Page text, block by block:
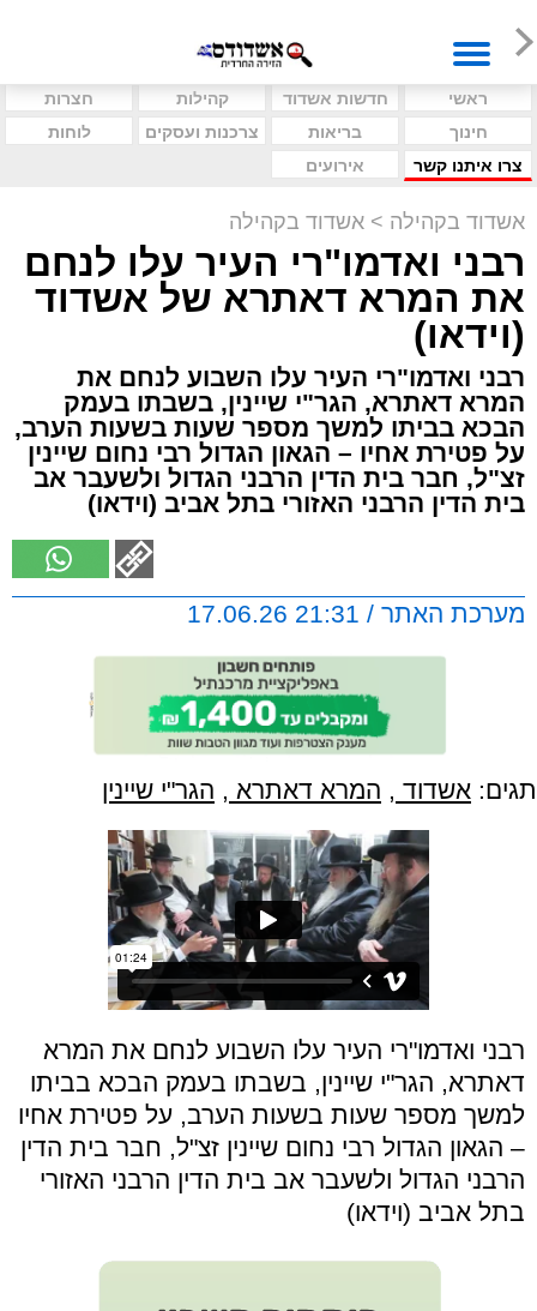
ראשי חדשות אשדוד קהילות
חצרות
חינוך
בריאות צרכנות ועסקים
לוחות
צרו איתנו קשר
אירועים
אשדוד בקהילה > אשדוד בקהילה
רבני ואדמו"רי העיר עלו לנחם
את המרא דאתרא של אשדוד
(וידאו)
רבני ואדמו"רי העיר עלו השבוע לנחם את
המרא דאתרא, הגר"י שיינין, בשבתו בעמק
הבכא בביתו למשך מספר שעות בשעות הערב,
על פטירת אחיו – הגאון הגדול רבי נחום שיינין
זצ"ל, חבר בית הדין הרבני הגדול ולשעבר אב
בית הדין הרבני האזורי בתל אביב (וידאו)
מערכת האתר / 21:31 17.06.26
תגים: אשדוד , המרא דאתרא , הגר"י שיינין
רבני ואדמו"רי העיר עלו השבוע לנחם את המרא
דאתרא, הגר"י שיינין, בשבתו בעמק הבכא בביתו
למשך מספר שעות בשעות הערב, על פטירת אחיו
– הגאון הגדול רבי נחום שיינין זצ"ל, חבר בית הדין
הרבני הגדול ולשעבר אב בית הדין הרבני האזורי
בתל אביב (וידאו)